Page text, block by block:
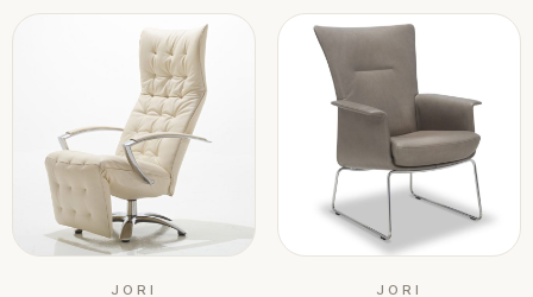
JORI JORI